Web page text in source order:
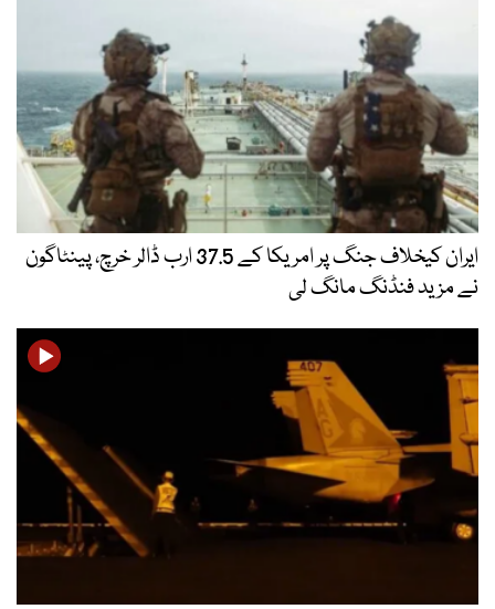
ایران کیخلاف جنگ پر امریکا کے 37.5 ارب ڈالر خرچ، پینٹاگون
نے مزید فنڈنگ مانگ لی